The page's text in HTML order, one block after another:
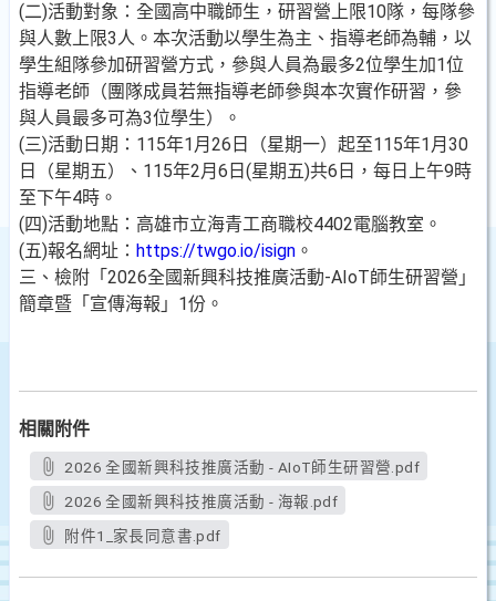
(二)活動對象：全國高中職師生，研習營上限10隊，每隊參
與人數上限3人。本次活動以學生為主、指導老師為輔，以
學生組隊參加研習營方式，參與人員為最多2位學生加1位
指導老師（團隊成員若無指導老師參與本次實作研習，參
與人員最多可為3位學生）。
(三)活動日期：115年1月26日（星期一）起至115年1月30
日（星期五）、115年2月6日(星期五)共6日，每日上午9時
至下午4時。
(四)活動地點：高雄市立海青工商職校4402電腦教室。
(五)報名網址： https://twgo.io/isign 。
三、檢附「2026全國新興科技推廣活動-AIoT師生研習營」
簡章暨「宣傳海報」1份。
相關附件
2026 全國新興科技推廣活動 - AIoT師生研習營.pdf
2026 全國新興科技推廣活動 - 海報.pdf
附件1_家長同意書.pdf